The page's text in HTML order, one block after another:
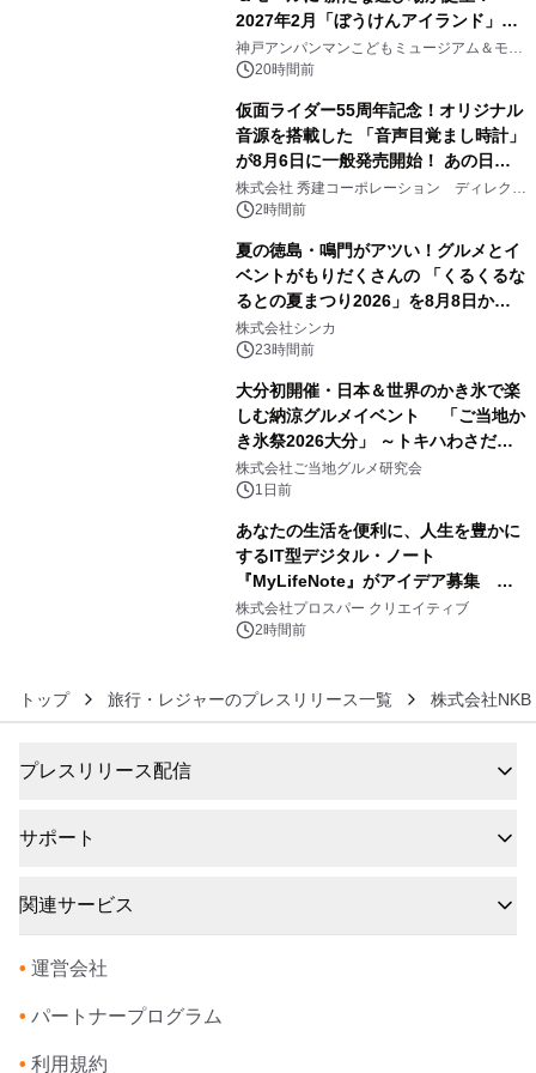
2027年2月「ぼうけんアイランド」が
オープン
神戸アンパンマンこどもミュージアム＆モー
ル 20時間前
仮面ライダー55周年記念！オリジナル
音源を搭載した 「音声目覚まし時計」
が8月6日に一般発売開始！ あの日の
大興奮が今甦る
株式会社 秀建コーポレーション ディレクト
アートギャラリー
2時間前
夏の徳島・鳴門がアツい！グルメとイ
ベントがもりだくさんの 「くるくるな
るとの夏まつり2026」を8月8日から9
日間開催 ～夏限定メニューや大抽選
会、大学芋スティックの振る舞いも～
株式会社シンカ
23時間前
大分初開催・日本＆世界のかき氷で楽
しむ納涼グルメイベント 「ご当地か
き氷祭2026大分」 ～トキハわさだタ
ウンで8月21日～31日まで11日間限定
開催～
株式会社ご当地グルメ研究会
1日前
あなたの生活を便利に、人生を豊かに
するIT型デジタル・ノート
『MyLifeNote』がアイデア募集 優
秀賞100名に1年間無償試用
株式会社プロスパー クリエイティブ
2時間前
トップ 旅行・レジャーのプレスリリース一覧 株式会社NKB
プレスリリース配信
サポート
関連サービス
• 運営会社
• パートナープログラム
• 利用規約